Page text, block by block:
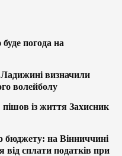
погода на
Ладижині визначили
волейболу
пішов із життя Захисник
бюджету: на Вінниччині
сплати податків при